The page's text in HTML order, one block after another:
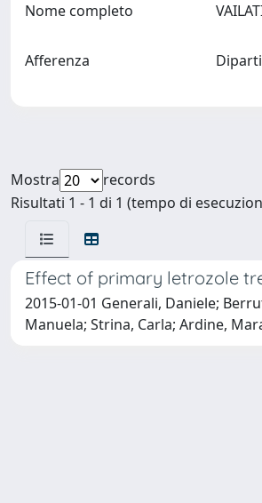
Nome completo
Afferenza
Mostra
records
Risultati 1 - 1 di 1 (tempo di
Effect of primary letrozole
2015-01-01 Generali, Daniele;
Manuela; Strina, Carla; Ardine,